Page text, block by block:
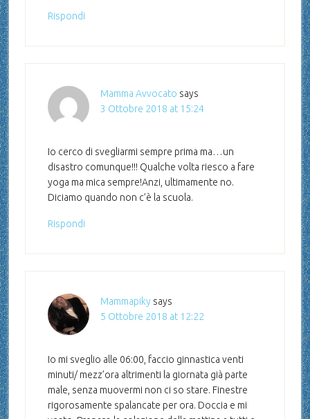
Rispondi
Mamma Avvocato says
3 Ottobre 2018 at 15:24
Io cerco di svegliarmi sempre prima ma…un
disastro comunque!!! Qualche volta riesco a fare
yoga ma mica sempre!Anzi, ultimamente no.
Diciamo quando non c’è la scuola.
Rispondi
Mammapiky says
5 Ottobre 2018 at 12:22
Io mi sveglio alle 06:00, faccio ginnastica venti
minuti/ mezz’ora altrimenti la giornata già parte
male, senza muovermi non ci so stare. Finestre
rigorosamente spalancate per ora. Doccia e mi